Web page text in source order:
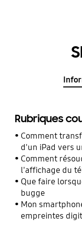
Rubriques
Comment
d'un iPad vers
Smart Switch ?
Comment
l'affichage du
Que faire
bugge
Mon
empreintes